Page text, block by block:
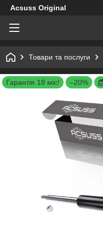
Acsuss Original
Товари та послуги
Гарантія 18 міс! –20%